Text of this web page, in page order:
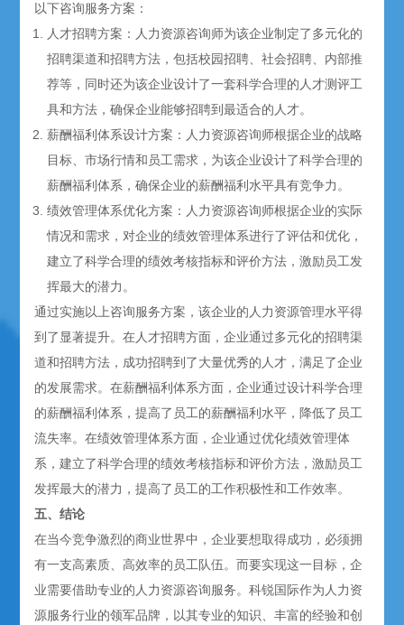
以下咨询服务方案：
人才招聘方案：人力资源咨询师为该企业制定了多元化的
招聘渠道和招聘方法，包括校园招聘、社会招聘、内部推
荐等，同时还为该企业设计了一套科学合理的人才测评工
具和方法，确保企业能够招聘到最适合的人才。
薪酬福利体系设计方案：人力资源咨询师根据企业的战略
目标、市场行情和员工需求，为该企业设计了科学合理的
薪酬福利体系，确保企业的薪酬福利水平具有竞争力。
绩效管理体系优化方案：人力资源咨询师根据企业的实际
情况和需求，对企业的绩效管理体系进行了评估和优化，
建立了科学合理的绩效考核指标和评价方法，激励员工发
挥最大的潜力。
通过实施以上咨询服务方案，该企业的人力资源管理水平得
到了显著提升。在人才招聘方面，企业通过多元化的招聘渠
道和招聘方法，成功招聘到了大量优秀的人才，满足了企业
的发展需求。在薪酬福利体系方面，企业通过设计科学合理
的薪酬福利体系，提高了员工的薪酬福利水平，降低了员工
流失率。在绩效管理体系方面，企业通过优化绩效管理体
系，建立了科学合理的绩效考核指标和评价方法，激励员工
发挥最大的潜力，提高了员工的工作积极性和工作效率。
五、结论
在当今竞争激烈的商业世界中，企业要想取得成功，必须拥
有一支高素质、高效率的员工队伍。而要实现这一目标，企
业需要借助专业的人力资源咨询服务。科锐国际作为人力资
源服务行业的领军品牌，以其专业的知识、丰富的经验和创